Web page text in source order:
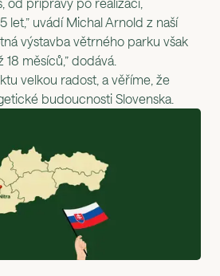
let,” uvádí Michal Arnold z naší
výstavba větrného parku však
měsíců,” dodává.
velkou radost, a věříme, že
budoucnosti Slovenska.